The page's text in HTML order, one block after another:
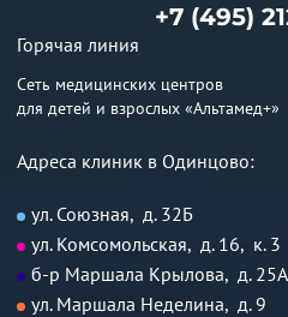
+7 (495)
Горячая линия
Сеть медицинских центров
для детей и взрослых «Альтамед+»
Адреса клиник в Одинцово:
ул. Союзная, д. 32Б
ул. Комсомольская, д. 16, к. 3
б-р Маршала Крылова, д. 25А
ул. Маршала Неделина, д. 9